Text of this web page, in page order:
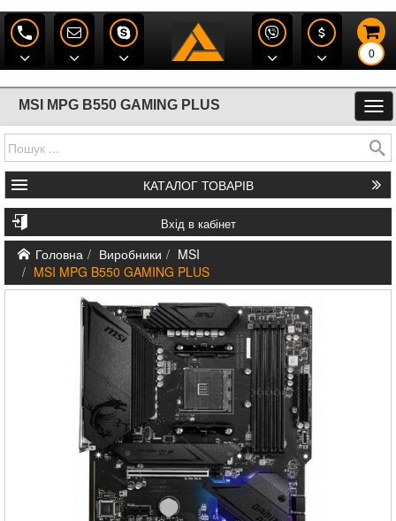
0
MSI MPG B550 GAMING PLUS
КАТАЛОГ ТОВАРІВ
Вхід в кабінет
Головна Виробники
MSI
MSI MPG B550 GAMING PLUS